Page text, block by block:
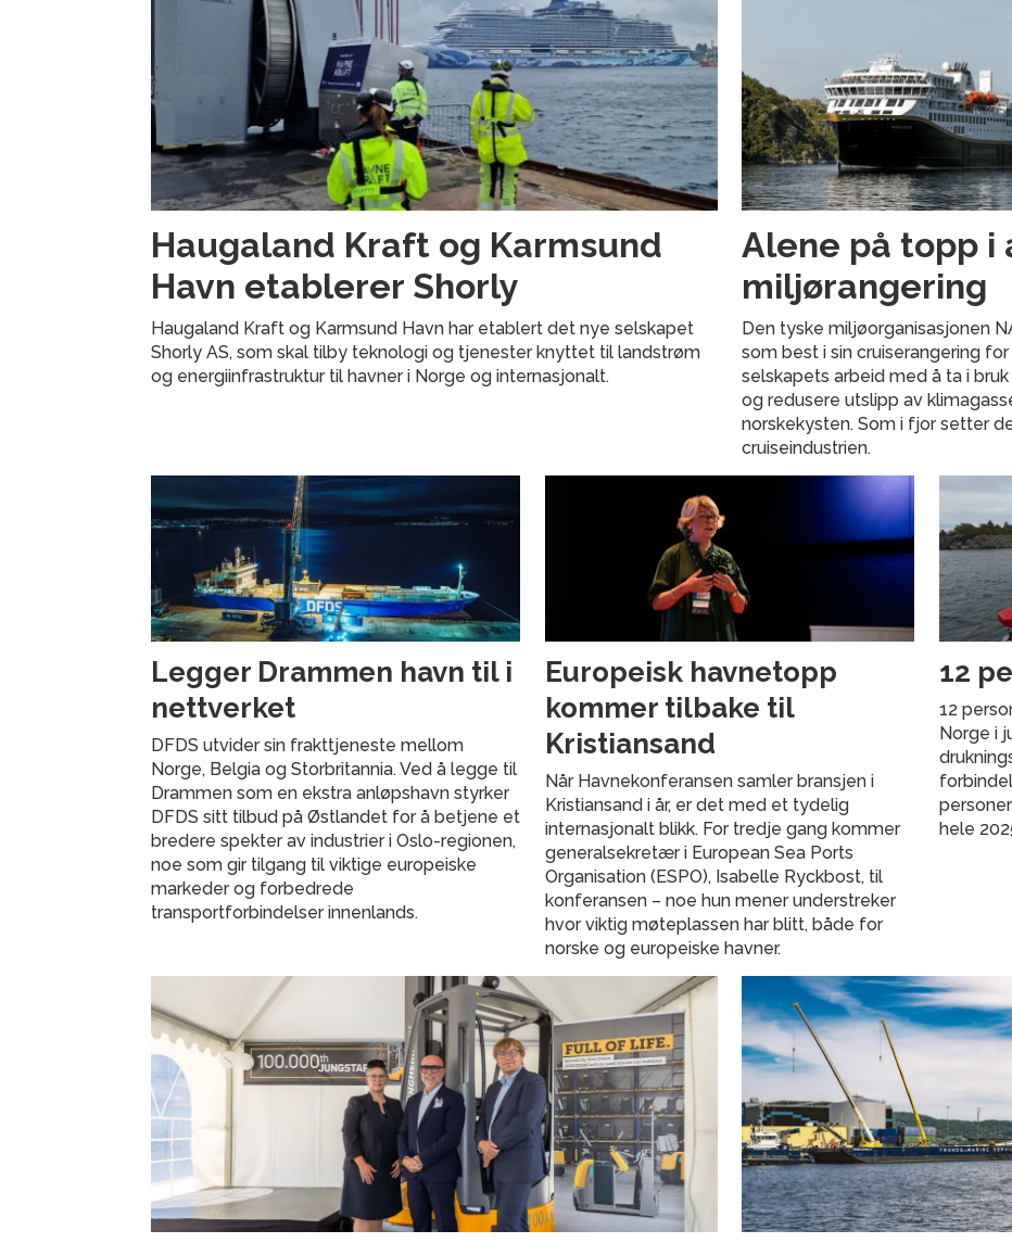
Haugaland Kraft og Karmsund
Havn etablerer Shorly
Haugaland Kraft og Karmsund Havn har etablert det nye selskapet
Shorly AS, som skal tilby teknologi og tjenester knyttet til landstrøm
og energiinfrastruktur til havner i Norge og internasjonalt.
Alene på topp i
miljørangering
Den tyske miljøorganisasjonen
som best i sin cruiserangering
selskapets arbeid med å ta i
og redusere utslipp av
norskekysten. Som i fjor setter
cruiseindustrien.
Legger Drammen havn til i
nettverket
DFDS utvider sin frakttjeneste mellom
Norge, Belgia og Storbritannia. Ved å legge til
Drammen som en ekstra anløpshavn styrker
DFDS sitt tilbud på Østlandet for å betjene et
bredere spekter av industrier i Oslo-regionen,
noe som gir tilgang til viktige europeiske
markeder og forbedrede
transportforbindelser innenlands.
Europeisk havnetopp
kommer tilbake til
Kristiansand
Når Havnekonferansen samler bransjen i
Kristiansand i år, er det med et tydelig
internasjonalt blikk. For tredje gang kommer
generalsekretær i European Sea Ports
Organisation (ESPO), Isabelle Ryckbost, til
konferansen – noe hun mener understreker
hvor viktig møteplassen har blitt, både for
norske og europeiske havner.
12
12
Norge i
hele